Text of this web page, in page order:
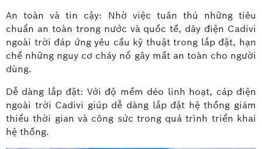
An toàn và tin cậy: Nhờ việc tuân thủ những tiêu
chuẩn an toàn trong nước và quốc tế, dây điện Cadivi
ngoài trời đáp ứng yêu cầu kỹ thuật trong lắp đặt, hạn
chế những nguy cơ cháy nổ gây mất an toàn cho người
dùng.
Dễ dàng lắp đặt: Với độ mềm dẻo linh hoạt, cáp điện
ngoài trời Cadivi giúp dễ dàng lắp đặt hệ thống giảm
thiểu thời gian và công sức trong quá trình triển khai
hệ thống.